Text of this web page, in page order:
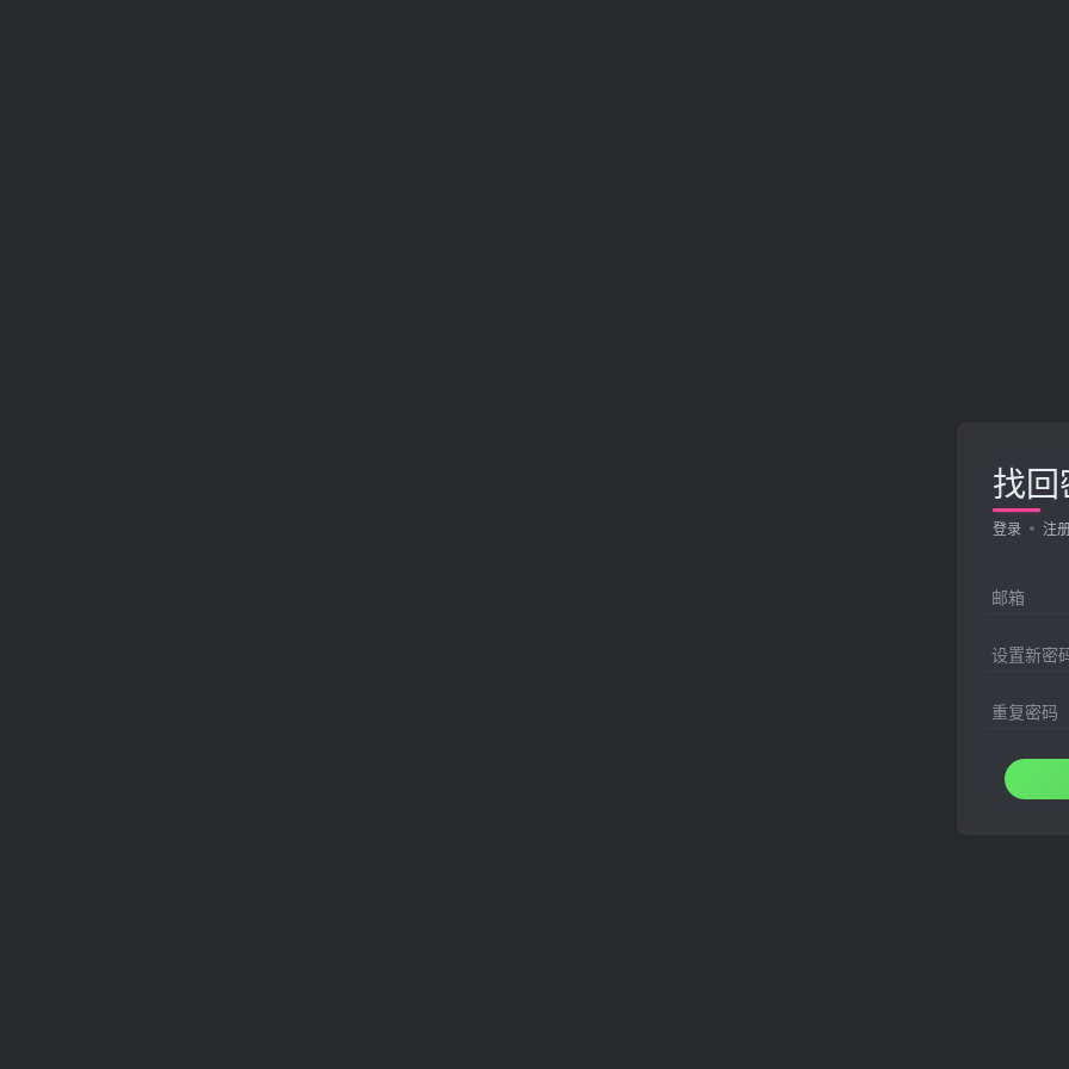
找
登录 注
邮箱
设置新密
重复密码